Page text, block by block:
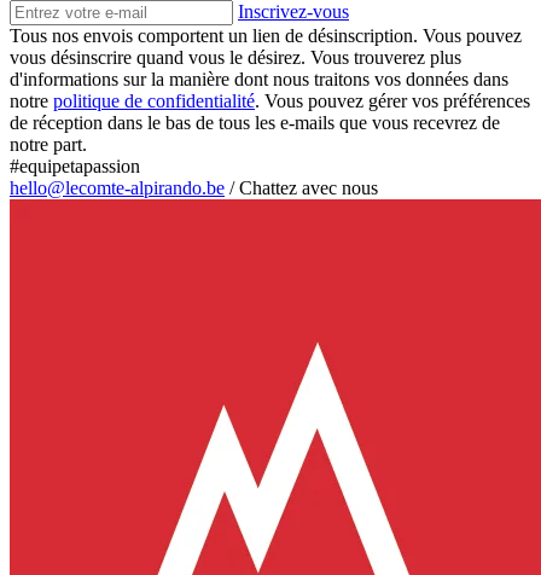
Inscrivez-vous
Tous nos envois comportent un lien de désinscription. Vous pouvez
vous désinscrire quand vous le désirez. Vous trouverez plus
d'informations sur la manière dont nous traitons vos données dans
notre politique de confidentialité. Vous pouvez gérer vos préférences
de réception dans le bas de tous les e-mails que vous recevrez de
notre part.
#equipetapassion
hello@lecomte-alpirando.be /Chattez avec nous